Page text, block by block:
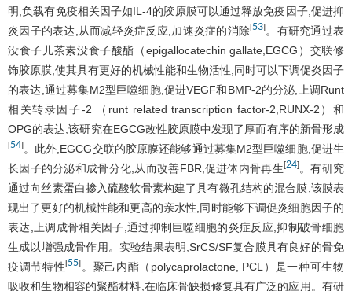
明,负载有免疫相关因子如IL-4的胶原膜可以通过释放免疫因子,促进抑
炎因子的表达,从而减轻炎症反应,加速炎症的消除[53] 。有研究通过表
没食子儿茶素没食子酸酯（epigallocatechin gallate,EGCG）交联修
饰胶原膜,使其具有更好的机械性能和生物活性,同时可以下调促炎因子
的表达,通过募集M2型巨噬细胞,促进VEGF和BMP-2的分泌,上调Runt
相关转录因子-2 （runt related transcription factor-2,RUNX-2）和
OPG的表达,该研究在EGCG改性胶原膜中发现了厚而有序的新骨形成
[54] 。此外,EGCG交联的胶原膜还能够通过募集M2型巨噬细胞,促进生
长因子的分泌和成骨分化,从而改善FBR,促进体内骨再生[24]。有研究
通过向丝素蛋白掺入硫酸软骨素构建了具有微孔结构的混合膜,该膜表
现出了更好的机械性能和更高的亲水性,同时能够下调促炎细胞因子的
表达,上调成骨相关因子,通过抑制巨噬细胞的炎症反应,抑制破骨细胞
生成以增强成骨作用。实验结果表明,SrCS/SF复合膜具有良好的骨免
疫调节特性[55] 。聚己内酯（polycaprolactone, PCL）是一种可生物
吸收和生物相容的聚酯材料,在临床骨缺损修复具有广泛的应用。有研